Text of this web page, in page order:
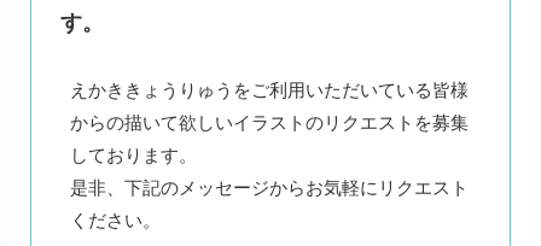
す。
えかききょうりゅうをご利用いただいている皆様
からの描いて欲しいイラストのリクエストを募集
しております。
是非、下記のメッセージからお気軽にリクエスト
ください。